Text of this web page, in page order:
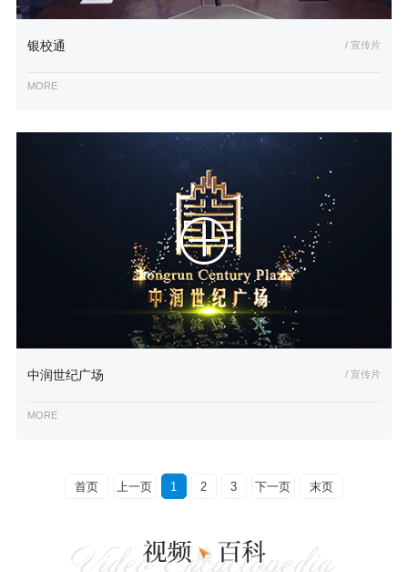
银校通 / 宣传片
MORE
中润世纪广场 / 宣传片
MORE
首页 上一页 1 2 3 下一页 末页